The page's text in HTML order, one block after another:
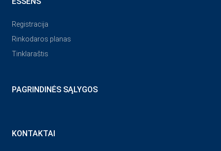
Registracija
Rinkodaros planas
Tinklaraštis
PAGRINDINĖS SĄLYGOS
KONTAKTAI